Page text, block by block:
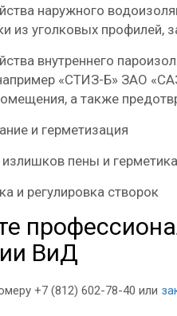
наружного
из уголковых
внутреннего
«СТИЗ-Б» ЗАО
а также
и герметизация
излишков пены и герметика
и регулировка створок
ВиД
+7 (812) 602-78-40 или